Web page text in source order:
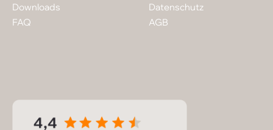
Downloads
FAQ
Datenschutz
AGB